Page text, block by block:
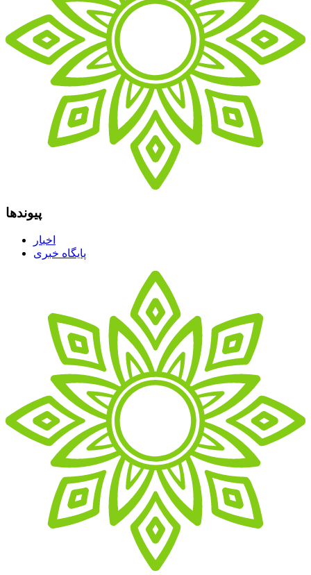
پیوندها
اخبار
پایگاه خبری